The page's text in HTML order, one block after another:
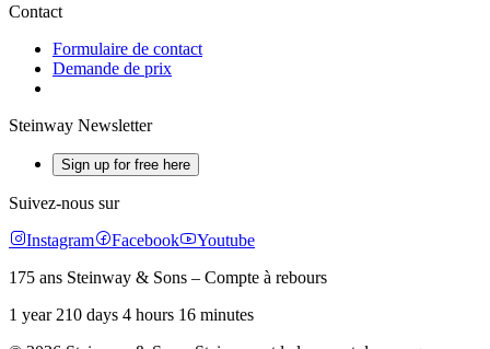
Contact
Formulaire de contact
Demande de prix
Steinway Newsletter
Sign up for free here
Suivez-nous sur
Instagram
Facebook
Youtube
175 ans Steinway & Sons – Compte à rebours
1 year 210 days 4 hours 16 minutes